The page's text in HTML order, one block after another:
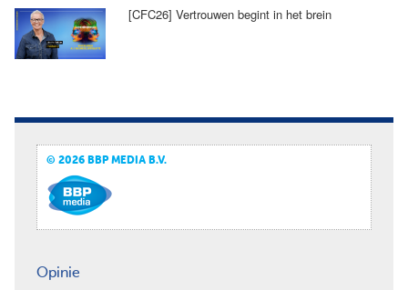
[CFC26] Vertrouwen begint in het brein
© 2026 BBP MEDIA B.V.
Opinie